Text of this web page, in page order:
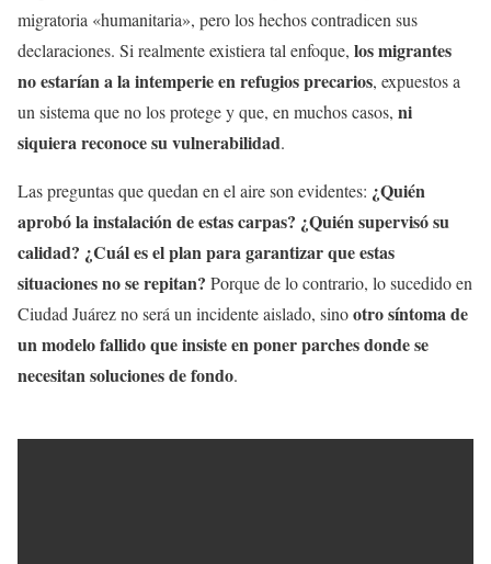
migratoria «humanitaria», pero los hechos contradicen sus
declaraciones. Si realmente existiera tal enfoque, los migrantes
no estarían a la intemperie en refugios precarios, expuestos a
un sistema que no los protege y que, en muchos casos, ni
siquiera reconoce su vulnerabilidad.
Las preguntas que quedan en el aire son evidentes: ¿Quién
aprobó la instalación de estas carpas? ¿Quién supervisó su
calidad? ¿Cuál es el plan para garantizar que estas
situaciones no se repitan? Porque de lo contrario, lo sucedido en
Ciudad Juárez no será un incidente aislado, sinootro síntoma de
un modelo fallido que insiste en poner parches donde se
necesitan soluciones de fondo.